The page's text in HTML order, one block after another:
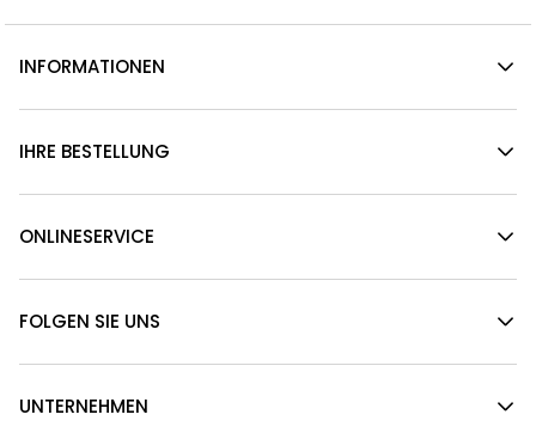
INFORMATIONEN
IHRE BESTELLUNG
ONLINESERVICE
FOLGEN SIE UNS
UNTERNEHMEN